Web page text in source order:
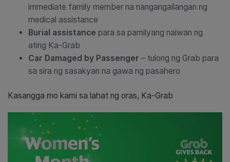
immediate family member na nangangailangan ng
medical assistance
Burial assistance para sa pamilyang naiwan ng
ating Ka-Grab
Car Damaged by Passenger – tulong ng Grab para
sa sira ng sasakyan na gawa ng pasahero
Kasangga mo kami sa lahat ng oras, Ka-Grab